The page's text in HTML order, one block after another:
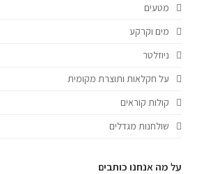
מטעים
מים וקרקע
ניוזלטר
על חקלאות ותוצרת מקומית
קולות קוראים
שולחנות מגדלים
על מה אנחנו כותבים